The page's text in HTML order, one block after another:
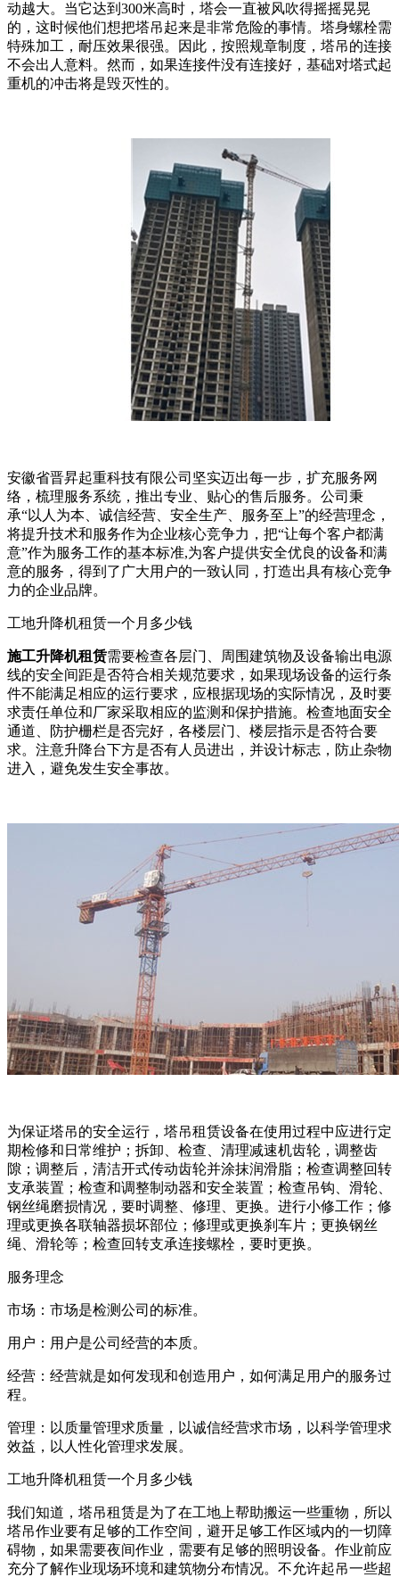
动越大。当它达到300米高时，塔会一直被风吹得摇摇晃晃
的，这时候他们想把塔吊起来是非常危险的事情。塔身螺栓需
特殊加工，耐压效果很强。因此，按照规章制度，塔吊的连接
不会出人意料。然而，如果连接件没有连接好，基础对塔式起
重机的冲击将是毁灭性的。
安徽省晋昇起重科技有限公司坚实迈出每一步，扩充服务网
络，梳理服务系统，推出专业、贴心的售后服务。公司秉
承“以人为本、诚信经营、安全生产、服务至上”的经营理念，
将提升技术和服务作为企业核心竞争力，把“让每个客户都满
意”作为服务工作的基本标准,为客户提供安全优良的设备和满
意的服务，得到了广大用户的一致认同，打造出具有核心竞争
力的企业品牌。
工地升降机租赁一个月多少钱
施工升降机租赁需要检查各层门、周围建筑物及设备输出电源
线的安全间距是否符合相关规范要求，如果现场设备的运行条
件不能满足相应的运行要求，应根据现场的实际情况，及时要
求责任单位和厂家采取相应的监测和保护措施。检查地面安全
通道、防护栅栏是否完好，各楼层门、楼层指示是否符合要
求。注意升降台下方是否有人员进出，并设计标志，防止杂物
进入，避免发生安全事故。
为保证塔吊的安全运行，塔吊租赁设备在使用过程中应进行定
期检修和日常维护；拆卸、检查、清理减速机齿轮，调整齿
隙；调整后，清洁开式传动齿轮并涂抹润滑脂；检查调整回转
支承装置；检查和调整制动器和安全装置；检查吊钩、滑轮、
钢丝绳磨损情况，要时调整、修理、更换。进行小修工作；修
理或更换各联轴器损坏部位；修理或更换刹车片；更换钢丝
绳、滑轮等；检查回转支承连接螺栓，要时更换。
服务理念
市场：市场是检测公司的标准。
用户：用户是公司经营的本质。
经营：经营就是如何发现和创造用户，如何满足用户的服务过
程。
管理：以质量管理求质量，以诚信经营求市场，以科学管理求
效益，以人性化管理求发展。
工地升降机租赁一个月多少钱
我们知道，塔吊租赁是为了在工地上帮助搬运一些重物，所以
塔吊作业要有足够的工作空间，避开足够工作区域内的一切障
碍物，如果需要夜间作业，需要有足够的照明设备。作业前应
充分了解作业现场环境和建筑物分布情况。不允许起吊一些超